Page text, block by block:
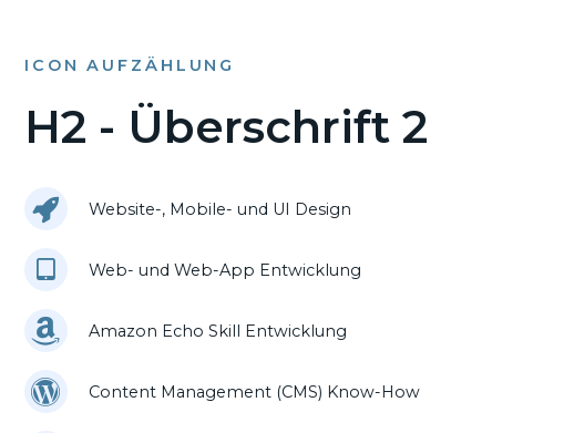
ICON AUFZÄHLUNG
H2 - Überschrift 2
Website-, Mobile- und UI Design
Web- und Web-App Entwicklung
Amazon Echo Skill Entwicklung
Content Management (CMS) Know-How